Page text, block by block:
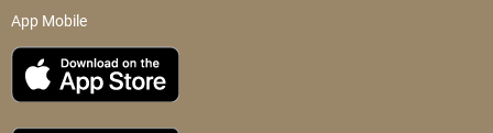
App Mobile